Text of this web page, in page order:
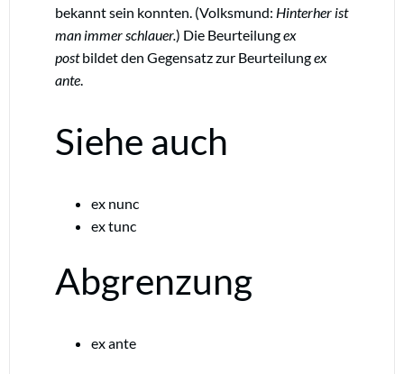
bekannt sein konnten. (Volksmund: Hinterher ist
man immer schlauer.) Die Beurteilungex
postbildet den Gegensatz zur Beurteilungex
ante.
Siehe auch
ex nunc
ex tunc
Abgrenzung
ex ante